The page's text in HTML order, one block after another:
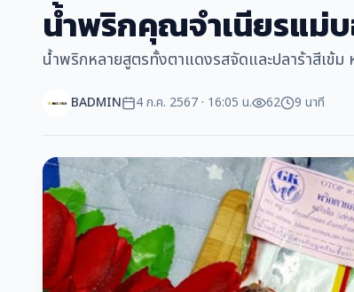
น้ำพริกคุณจำเนียรแม่บ
น้ำพริกหลายสูตรทั้งตาแดงรสจัดและปลาร้าสีเข้
BADMIN 4 ก.ค. 2567 · 16:05 น. 62 9 นาที